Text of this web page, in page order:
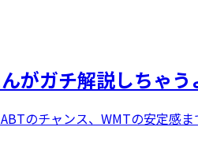
がガチ解説しちゃう
のチャンス、WMTの安定感